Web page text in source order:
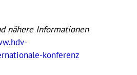
nähere Informationen
konferenz